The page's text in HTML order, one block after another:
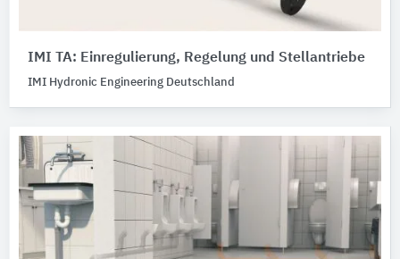
IMI TA: Einregulierung, Regelung und Stellantriebe
IMI Hydronic Engineering Deutschland